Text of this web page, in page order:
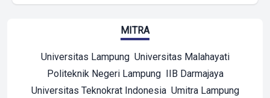
MITRA
Universitas Lampung Universitas Malahayati
Politeknik Negeri Lampung
IIB Darmajaya
Universitas Teknokrat Indonesia Umitra Lampung